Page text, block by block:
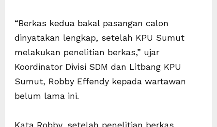
“Berkas kedua bakal pasangan calon
dinyatakan lengkap, setelah KPU Sumut
melakukan penelitian berkas,” ujar
Koordinator Divisi SDM dan Litbang KPU
Sumut, Robby Effendy kepada wartawan
belum lama ini.
Kata Robby, setelah penelitian berkas